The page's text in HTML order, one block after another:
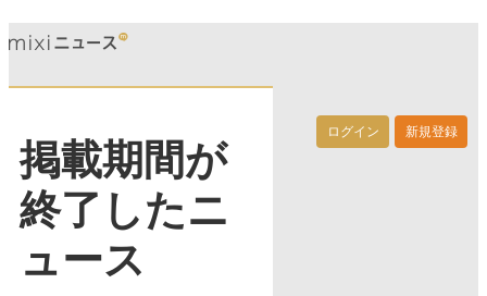
ログイン 新規登録
掲載期間が
終了したニ
ュース